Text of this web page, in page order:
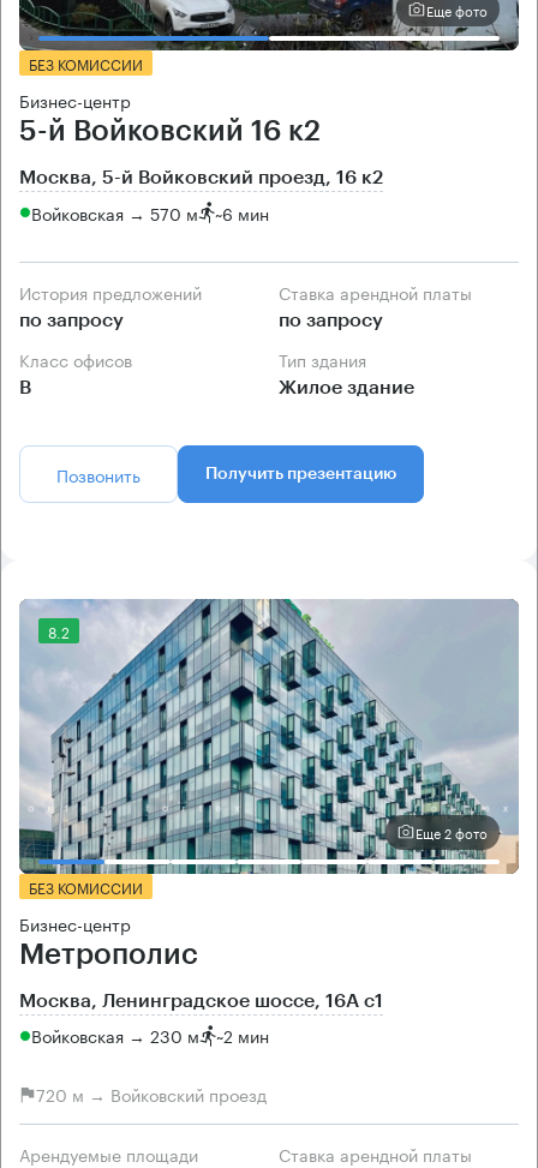
Еще фото
БЕЗ КОМИССИИ
Бизнес-центр
5-й Войковский 16 к2
Москва, 5-й Войковский проезд, 16 к2
Войковская → 570 м ~6 мин
История предложений
по запросу
Ставка арендной платы
по запросу
Класс офисов
B
Тип здания
Жилое здание
Позвонить Получить презентацию
8.2
Еще 2 фото
БЕЗ КОМИССИИ
Бизнес-центр
Метрополис
Москва, Ленинградское шоссе, 16А с1
Войковская → 230 м ~2 мин
720 м → Войковский проезд
Арендуемые площади Ставка арендной платы